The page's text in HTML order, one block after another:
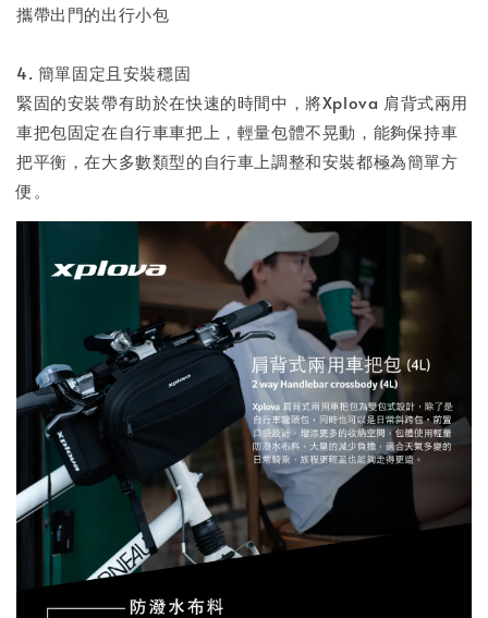
攜帶出門的出行小包
4. 簡單固定且安裝穩固
緊固的安裝帶有助於在快速的時間中，將Xplova 肩背式兩用
車把包固定在自行車車把上，輕量包體不晃動，能夠保持車
把平衡，在大多數類型的自行車上調整和安裝都極為簡單方
便。